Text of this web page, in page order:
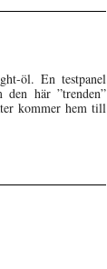
öl. En testpanel
här ”trenden”
kommer hem till